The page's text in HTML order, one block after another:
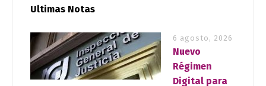
Ultimas Notas
6 agosto, 2026
Nuevo
Régimen
Digital para